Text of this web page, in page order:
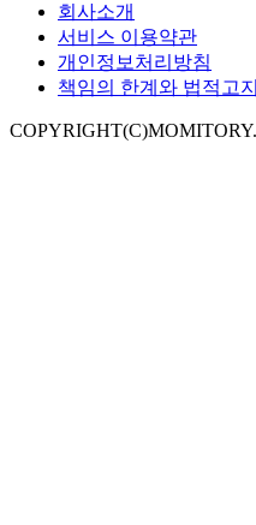
회사소개
서비스 이용약관
개인정보처리방침
책임의 한계와 법적고지